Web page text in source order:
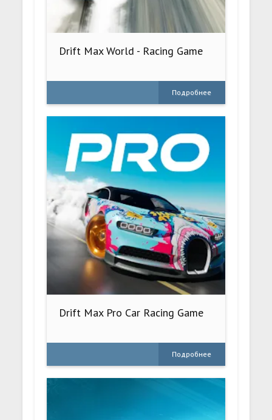
Drift Max World - Racing Game
Подробнее
Drift Max Pro Car Racing Game
Подробнее